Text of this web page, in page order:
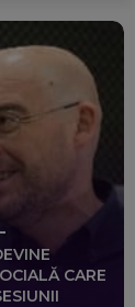
CARE